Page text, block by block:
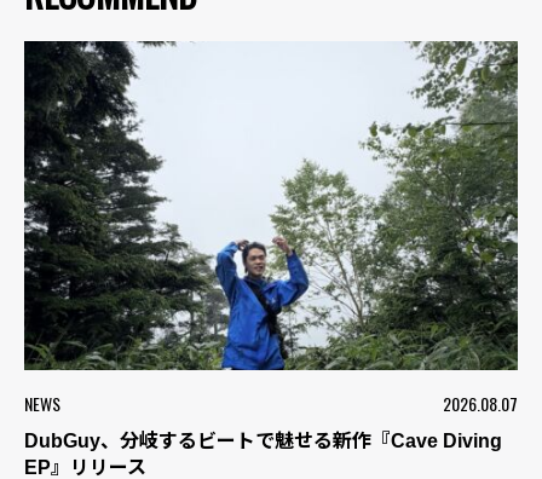
NEWS 2026.08.07
DubGuy、分岐するビートで魅せる新作『Cave Diving
EP』リリース